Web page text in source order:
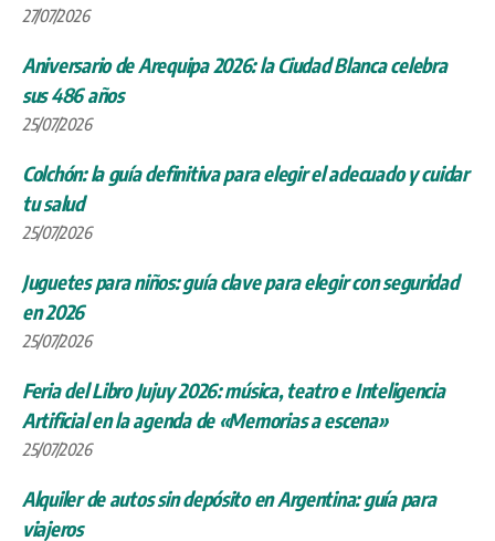
27/07/2026
Aniversario de Arequipa 2026: la Ciudad Blanca celebra
sus 486 años
25/07/2026
Colchón: la guía definitiva para elegir el adecuado y cuidar
tu salud
25/07/2026
Juguetes para niños: guía clave para elegir con seguridad
en 2026
25/07/2026
Feria del Libro Jujuy 2026: música, teatro e Inteligencia
Artificial en la agenda de «Memorias a escena»
25/07/2026
Alquiler de autos sin depósito en Argentina: guía para
viajeros